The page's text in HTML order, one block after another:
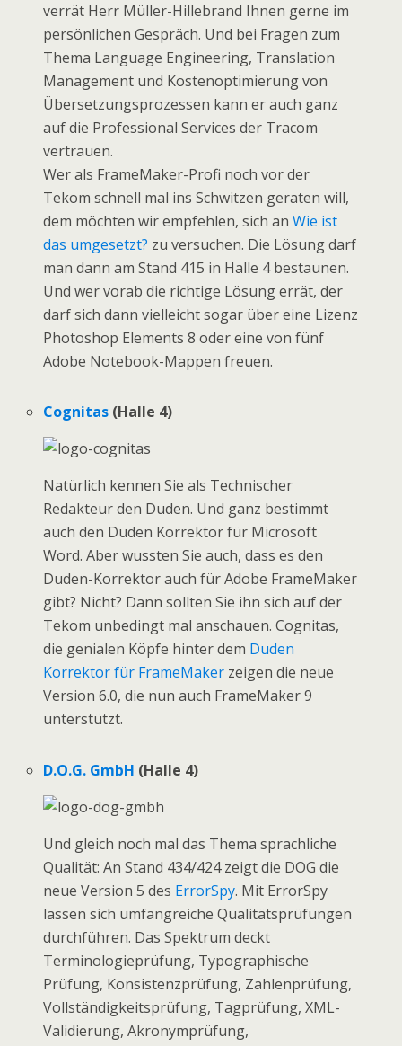
verrät Herr Müller-Hillebrand Ihnen gerne im
persönlichen Gespräch. Und bei Fragen zum
Thema Language Engineering, Translation
Management und Kostenoptimierung von
Übersetzungsprozessen kann er auch ganz
auf die Professional Services der Tracom
vertrauen.
Wer als FrameMaker-Profi noch vor der
Tekom schnell mal ins Schwitzen geraten will,
dem möchten wir empfehlen, sich anWie ist
das umgesetzt? zu versuchen. Die Lösung darf
man dann am Stand 415 in Halle 4 bestaunen.
Und wer vorab die richtige Lösung errät, der
darf sich dann vielleicht sogar über eine Lizenz
Photoshop Elements 8 oder eine von fünf
Adobe Notebook-Mappen freuen.
Cognitas (Halle 4)
Natürlich kennen Sie als Technischer
Redakteur den Duden. Und ganz bestimmt
auch den Duden Korrektor für Microsoft
Word. Aber wussten Sie auch, dass es den
Duden-Korrektor auch für Adobe FrameMaker
gibt? Nicht? Dann sollten Sie ihn sich auf der
Tekom unbedingt mal anschauen. Cognitas,
die genialen Köpfe hinter dem Duden
Korrektor für FrameMaker zeigen die neue
Version 6.0, die nun auch FrameMaker 9
unterstützt.
D.O.G. GmbH (Halle 4)
Und gleich noch mal das Thema sprachliche
Qualität: An Stand 434/424 zeigt die DOG die
neue Version 5 des ErrorSpy. Mit ErrorSpy
lassen sich umfangreiche Qualitäts­prüfungen
durchführen. Das Spektrum deckt
Terminologie­prüfung, Typographische
Prüfung, Konsistenz­prüfung, Zahlen­prüfung,
Vollständigkeits­prüfung, Ta­gprüfung, XML-
Validierung, Akronym­prüfung,